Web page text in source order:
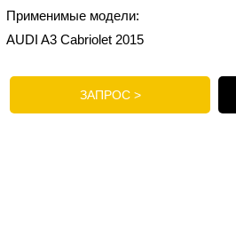
Применимые модели:
AUDI A3 Cabriolet 2015
ЗАПРОС >